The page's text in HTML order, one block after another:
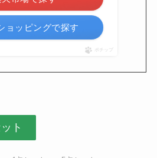
ョッピングで探す
ポチップ
ト